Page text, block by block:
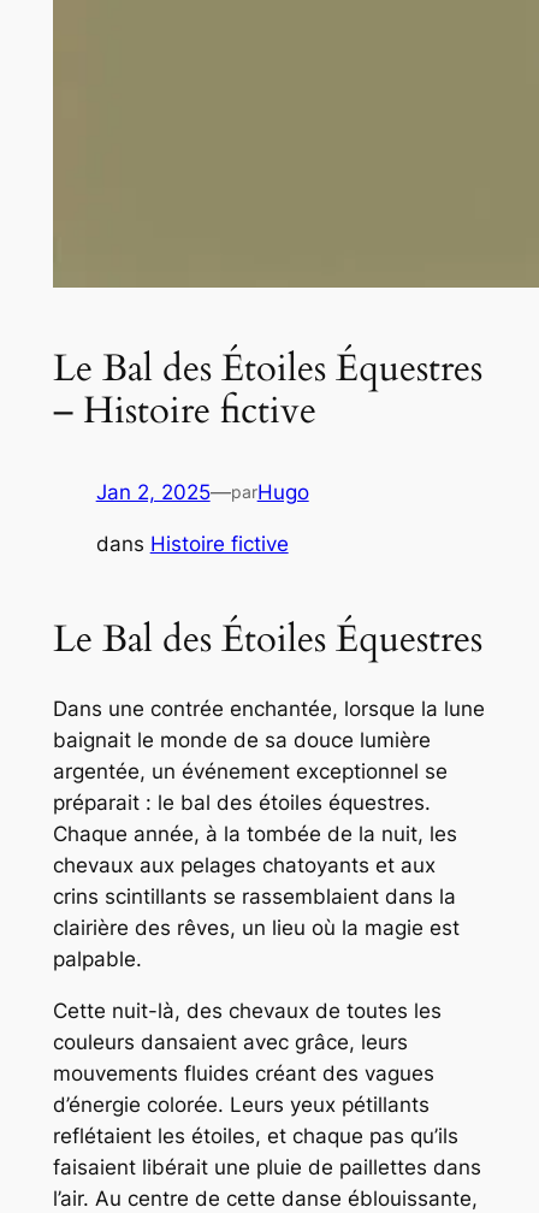
Le Bal des Étoiles Équestres
– Histoire fictive
Jan 2, 2025—parHugo
dans Histoire fictive
Le Bal des Étoiles Équestres
Dans une contrée enchantée, lorsque la lune
baignait le monde de sa douce lumière
argentée, un événement exceptionnel se
préparait : le bal des étoiles équestres.
Chaque année, à la tombée de la nuit, les
chevaux aux pelages chatoyants et aux
crins scintillants se rassemblaient dans la
clairière des rêves, un lieu où la magie est
palpable.
Cette nuit-là, des chevaux de toutes les
couleurs dansaient avec grâce, leurs
mouvements fluides créant des vagues
d’énergie colorée. Leurs yeux pétillants
reflétaient les étoiles, et chaque pas qu’ils
faisaient libérait une pluie de paillettes dans
l’air. Au centre de cette danse éblouissante,